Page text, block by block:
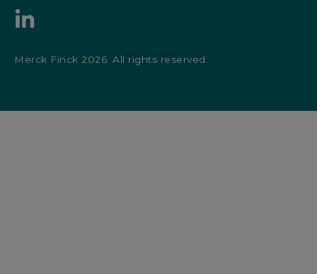
Merck Finck 2026. All rights reserved.